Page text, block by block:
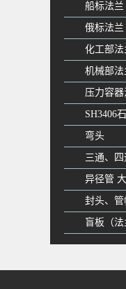
船标法兰
俄标法兰
化工部法
机械部法
压力容器
SH3406
弯头
三通、四
异径管
封头、管
盲板（法